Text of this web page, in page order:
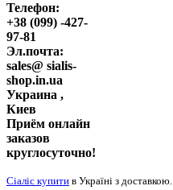
Телефон:
+38 (099) -427-
97-81
Эл.почта:
sales@ sialis-
shop.in.ua
Украина ,
Киев
Приём онлайн
заказов
круглосуточно!
Сіаліс купити в Україні з доставкою.